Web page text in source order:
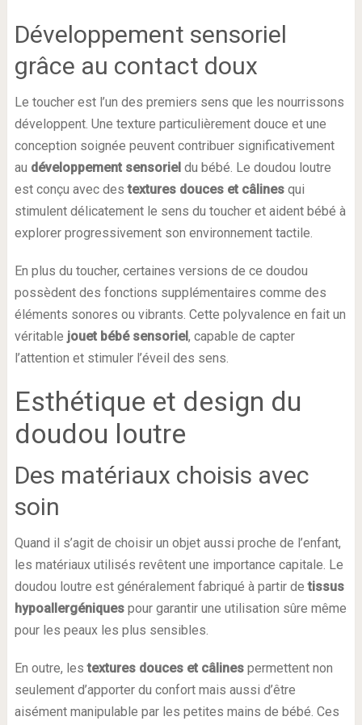
Développement sensoriel
grâce au contact doux
Le toucher est l’un des premiers sens que les nourrissons
développent. Une texture particulièrement douce et une
conception soignée peuvent contribuer significativement
au développement sensorieldu bébé. Le doudou loutre
est conçu avec destextures douces et câlinesqui
stimulent délicatement le sens du toucher et aident bébé à
explorer progressivement son environnement tactile.
En plus du toucher, certaines versions de ce doudou
possèdent des fonctions supplémentaires comme des
éléments sonores ou vibrants. Cette polyvalence en fait un
véritable jouet bébé sensoriel, capable de capter
l’attention et stimuler l’éveil des sens.
Esthétique et design du
doudou loutre
Des matériaux choisis avec
soin
Quand il s’agit de choisir un objet aussi proche de l’enfant,
les matériaux utilisés revêtent une importance capitale. Le
doudou loutre est généralement fabriqué à partir detissus
hypoallergéniquespour garantir une utilisation sûre même
pour les peaux les plus sensibles.
En outre, lestextures douces et câlinespermettent non
seulement d’apporter du confort mais aussi d’être
aisément manipulable par les petites mains de bébé. Ces